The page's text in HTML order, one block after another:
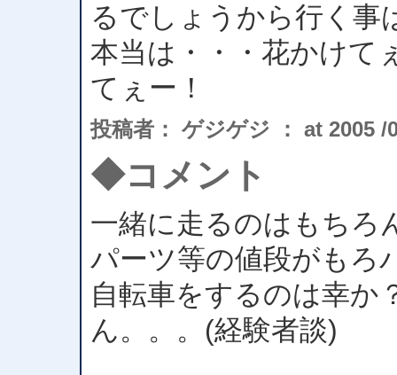
るでしょうから行く事
本当は・・・花かけて
てぇー！
投稿者： ゲジゲジ ： at 2005 /
◆コメント
一緒に走るのはもちろ
パーツ等の値段がもろ
自転車をするのは幸か
ん。。。(経験者談)